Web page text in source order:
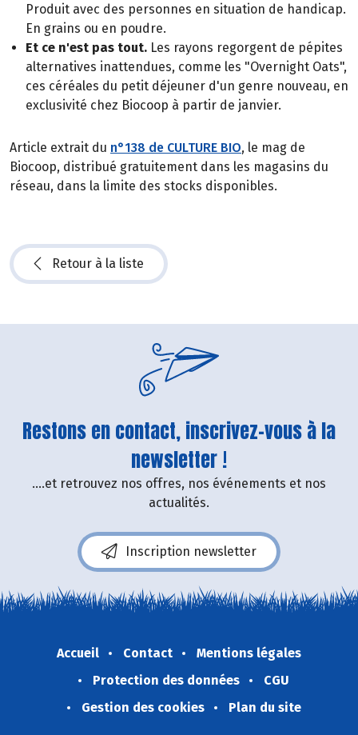
Produit avec des personnes en situation de handicap.
En grains ou en poudre.
Et ce n'est pas tout. Les rayons regorgent de pépites
alternatives inattendues, comme les "Overnight Oats",
ces céréales du petit déjeuner d'un genre nouveau, en
exclusivité chez Biocoop à partir de janvier.
Article extrait du n°138 de CULTURE BIO, le mag de
Biocoop, distribué gratuitement dans les magasins du
réseau, dans la limite des stocks disponibles.
Retour à la liste
Restons en contact, inscrivez-vous à la
newsletter !
....et retrouvez nos offres, nos événements et nos
actualités.
Inscription newsletter
Accueil Contact
Mentions légales
Protection des données
CGU
Gestion des cookies
Plan du site